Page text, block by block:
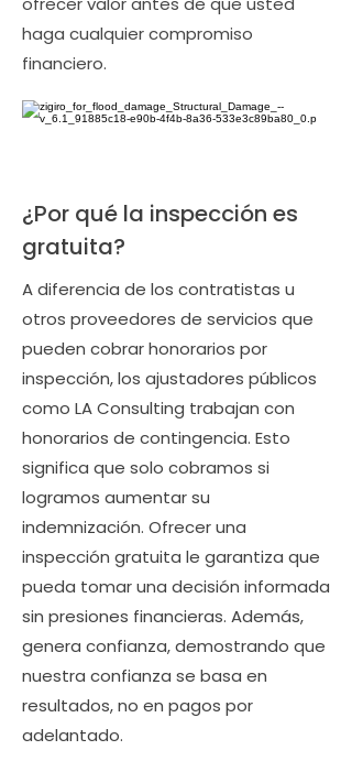
haga cualquier compromiso
financiero.
¿Por qué la inspección es
gratuita?
A diferencia de los contratistas u
otros proveedores de servicios que
pueden cobrar honorarios por
inspección, los ajustadores públicos
como LA Consulting trabajan con
honorarios de contingencia. Esto
significa que solo cobramos si
logramos aumentar su
indemnización. Ofrecer una
inspección gratuita le garantiza que
pueda tomar una decisión informada
sin presiones financieras. Además,
genera confianza, demostrando que
nuestra confianza se basa en
resultados, no en pagos por
adelantado.